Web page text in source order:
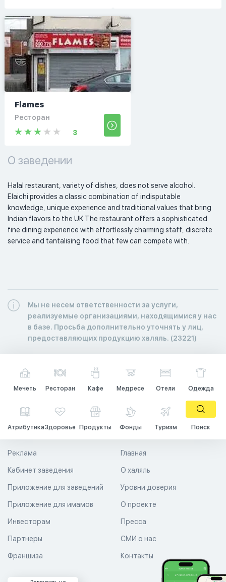
Flames
Ресторан
3
О заведении
Halal restaurant, variety of dishes, does not serve alcohol.
Elaichi provides a classic combination of indisputable
knowledge, unique experience and traditional values that bring
Indian flavors to the UK The restaurant offers a sophisticated
fine dining experience with effortlessly charming staff, discrete
service and tantalising food that few can compete with.
Мы не несем ответственности за услуги,
реализуемые организациями, находящимися у нас
в базе. Просьба дополнительно уточнять у лиц,
предоставляющих продукцию халяль. (23221)
Мечеть Ресторан Кафе Медресе Отели Одежда
АтрибутикаЗдоровье Продукты Фонды Туризм Поиск
Главная
О халяль
Уровни доверия
Реклама
Кабинет заведения
Приложение для заведений
Приложение для имамов О проекте
Пресса
СМИ о нас
Контакты
Инвесторам
Партнеры
Франшиза